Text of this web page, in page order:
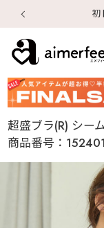
超盛ブラ(R) シー
商品番号： 152401